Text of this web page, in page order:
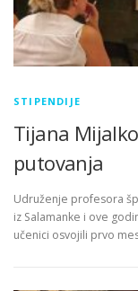
STIPENDIJE
Tijana
putovanja
Udruženje profesora
iz Salamanke i ove
učenici osvojili prvo